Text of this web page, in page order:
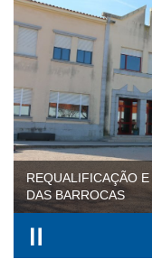
REQUALIFICAÇÃO
DAS BARROCAS